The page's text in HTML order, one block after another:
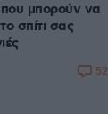
που μπορούν να
σπίτι σας
52